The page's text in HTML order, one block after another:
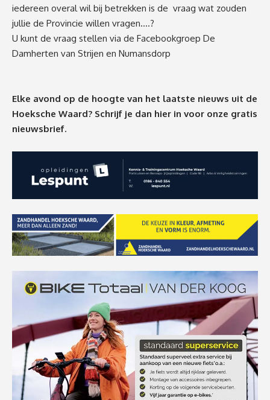
iedereen overal wil bij betrekken is de vraag wat zouden
jullie de Provincie willen vragen….?
U kunt de vraag stellen via de Facebookgroep De
Damherten van Strijen en Numansdorp
Elke avond op de hoogte van het laatste nieuws uit de
Hoeksche Waard? Schrijf je dan hier in voor onze gratis
nieuwsbrief.